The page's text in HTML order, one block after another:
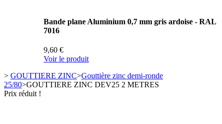
Bande plane Aluminium 0,7 mm gris ardoise - RAL
7016
9,60 €
Voir le produit
> GOUTTIERE ZINC>Gouttière zinc demi-ronde
25/80>GOUTTIERE ZINC DEV25 2 METRES
Prix réduit !